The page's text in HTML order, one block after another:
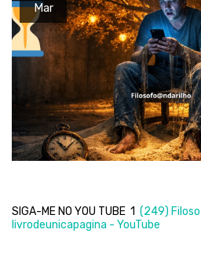
Mar
SIGA-ME NO YOU TUBE 1 (249)
livrodeunicapagina - YouTube